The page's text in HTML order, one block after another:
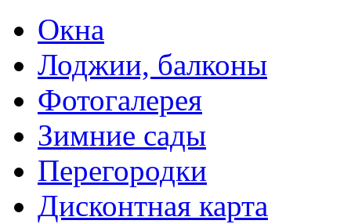
Окна
Лоджии, балконы
Фотогалерея
Зимние сады
Перегородки
Дисконтная карта